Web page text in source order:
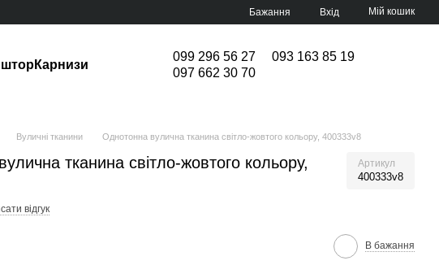
Бажання Вхід Мій кошик
Карнизи
099 296 56 27
093 163 85 19
097 662 30 70
Вуличні тканини Однотонна вулична тканина світло-жовтого кольору, 400333v8
тканина світло-жовтого кольору,
Артикул
400333v8
відгук
В бажання